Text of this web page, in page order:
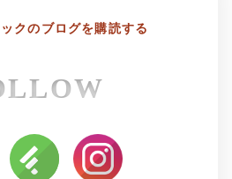
クのブログを購読する